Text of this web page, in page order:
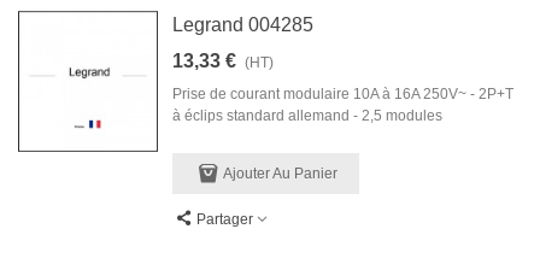
Legrand 004285
13,33 € (HT)
Prise de courant modulaire 10A à 16A 250V~ - 2P+T
à éclips standard allemand - 2,5 modules
Ajouter Au Panier
Partager